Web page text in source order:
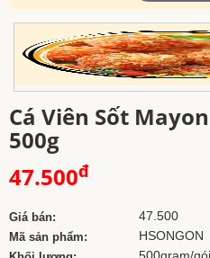
Cá Viên Sốt
500g
47.500đ
Giá bán: 47.500
Mã sản phẩm: HSONGON